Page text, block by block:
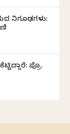
ನಿಗೂಢಗಳು:
ಪ್ರೊ.